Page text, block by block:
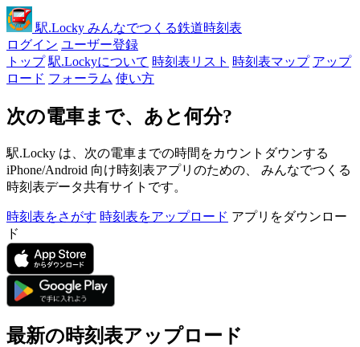
駅.Locky みんなでつくる鉄道時刻表
ログイン ユーザー登録
トップ 駅.Lockyについて 時刻表リスト 時刻表マップ アップ
ロード フォーラム 使い方
次の電車まで、あと何分?
駅.Locky は、次の電車までの時間をカウントダウンする
iPhone/Android 向け時刻表アプリのための、 みんなでつくる
時刻表データ共有サイトです。
時刻表をさがす 時刻表をアップロード アプリをダウンロー
ド
最新の時刻表アップロード